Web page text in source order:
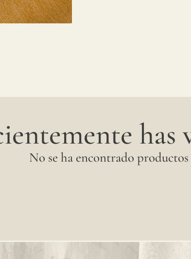
has
No se ha encontrado productos